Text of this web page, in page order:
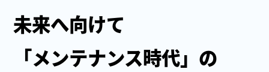
未来へ向けて
「メンテナンス時代」の